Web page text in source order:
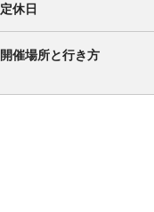
定休日
開催場所と行き方